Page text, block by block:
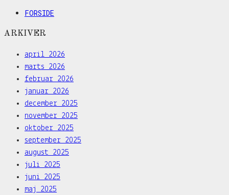
FORSIDE
ARKIVER
april 2026
marts 2026
februar 2026
januar 2026
december 2025
november 2025
oktober 2025
september 2025
august 2025
juli 2025
juni 2025
maj 2025